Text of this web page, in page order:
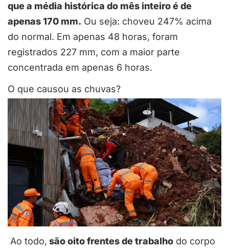
que a média histórica do mês inteiro é de
apenas 170 mm. Ou seja: choveu 247% acima
do normal. Em apenas 48 horas, foram
registrados 227 mm, com a maior parte
concentrada em apenas 6 horas.
O que causou as chuvas?
Ao todo, são oito frentes de trabalho do corpo